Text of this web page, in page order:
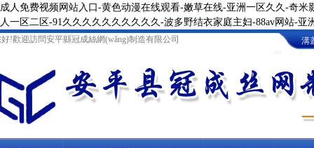
成人免费视频网站入口-黄色动漫在线观看-嫩草在线-亚洲一区久久-奇
人一区二区-91久久久久久久久久久久-波多野结衣家庭主妇-88av网站-
!歡迎訪問安平縣冠成絲網(wǎng)制造有限公司
溝